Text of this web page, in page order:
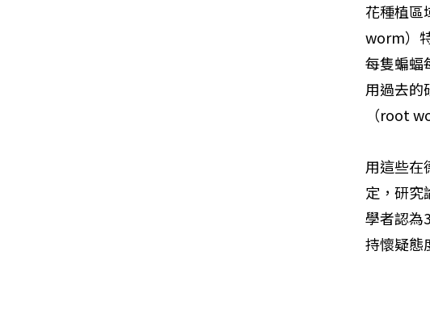
花種植區
worm）
每隻蝙蝠
用過去的
（root
用這些在
定，研究
學者認為
持懷疑態